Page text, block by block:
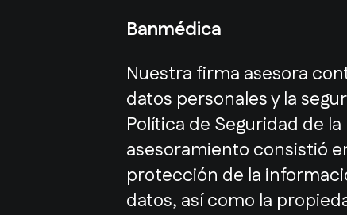
Banmédica
Nuestra firma asesora
datos personales y la
Política de Seguridad de
asesoramiento consistió
protección de la
datos, así como la